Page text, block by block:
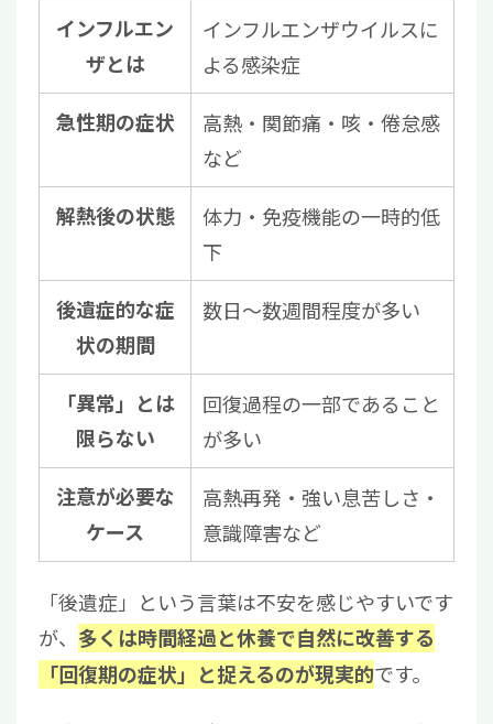
インフルエン
ザとは
インフルエンザウイルスに
よる感染症
急性期の症状
高熱・関節痛・咳・倦怠感
など
解熱後の状態
体力・免疫機能の一時的低
下
後遺症的な症
状の期間
数日〜数週間程度が多い
「異常」とは
限らない
回復過程の一部であること
が多い
注意が必要な
ケース
高熱再発・強い息苦しさ・
意識障害など
「後遺症」という言葉は不安を感じやすいです
が、 多くは時間経過と休養で自然に改善する
「回復期の症状」と捉えるのが現実的です。